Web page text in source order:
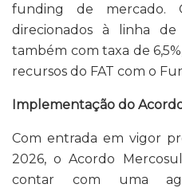
funding de mercado.
direcionados à linha
também com taxa de
recursos do FAT com o
Implementação do
Com entrada em vigor
2026, o Acordo
contar com uma